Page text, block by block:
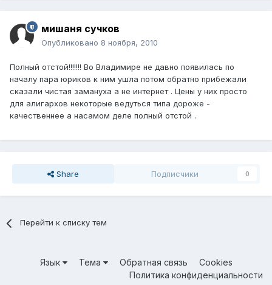
мишаня сучков
Опубликовано 8 ноября, 2010
Полный отстой!!!!!!! Во Владимире не давно появилась по
началу пара юриков к ним ушла потом обратно прибежали
сказали чистая замануха а не интернет . Цены у них просто
для алигархов некоторые ведуться типа дороже -
качественнее а насамом деле полный отстой .
Share Подписчики 0
Перейти к списку тем
Язык Тема Обратная связь
Cookies
Политика конфиденциальности